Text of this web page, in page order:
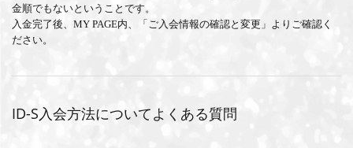
金順でもないということです。
入金完了後、MY PAGE内、「ご入会情報の確認と変更」よりご確認く
ださい。
ID-S入会方法についてよくある質問